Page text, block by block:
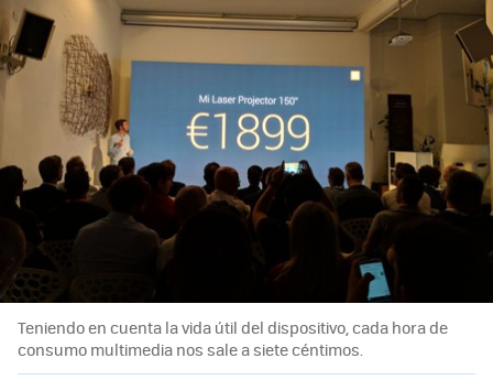
Teniendo en cuenta la vida útil del dispositivo, cada hora de
consumo multimedia nos sale a siete céntimos.